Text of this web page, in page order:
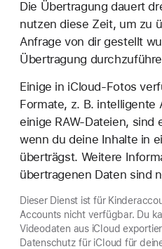
Die Übertragung dauert
nutzen diese Zeit, um zu
Anfrage von dir gestellt
Übertragung
Einige in iCloud-Fotos
Formate, z. B. intelligente
einige RAW-Dateien, sind
wenn du deine Inhalte in
überträgst. Weitere
übertragenen Daten sind
Dieser Dienst ist für
Accounts nicht verfügbar. Du
Videodaten aus iCloud
Datenschutz für iCloud für